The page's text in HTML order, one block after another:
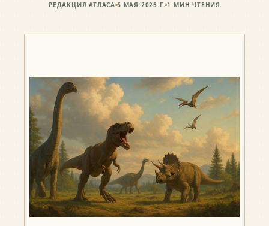
РЕДАКЦИЯ АТЛАСА 6 МАЯ 2025 Г. 1 МИН ЧТЕНИЯ